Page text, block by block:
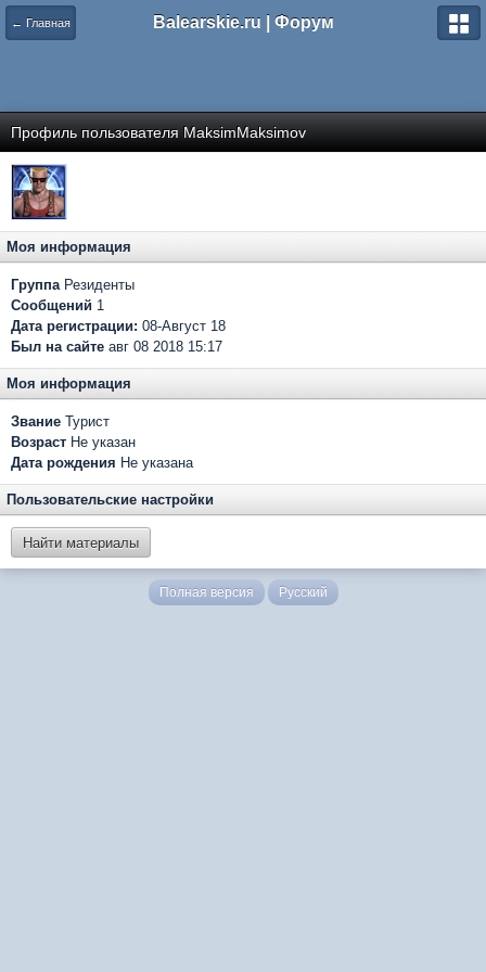
← Главная Balearskie.ru | Форум
Профиль пользователя MaksimMaksimov
Моя информация
ГруппаРезиденты
Сообщений 1
Дата регистрации: 08-Август 18
Был на сайте авг 08 2018 15:17
Моя информация
Звание Турист
Возраст Не указан
Дата рождения Не указана
Пользовательские настройки
Найти материалы
Полная версия Русский